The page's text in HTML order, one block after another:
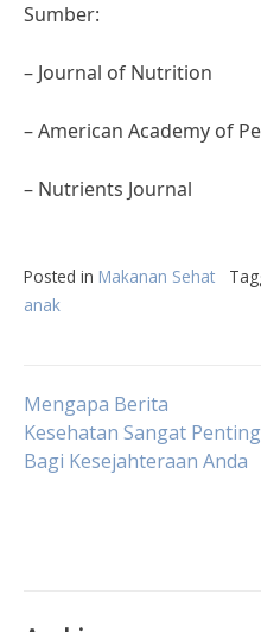
Sumber:
– Journal of Nutrition
– American Academy of
– Nutrients Journal
Posted in Makanan Sehat
anak
Post
navigation
Mengapa Berita
Kesehatan Sangat Penting
Bagi Kesejahteraan Anda